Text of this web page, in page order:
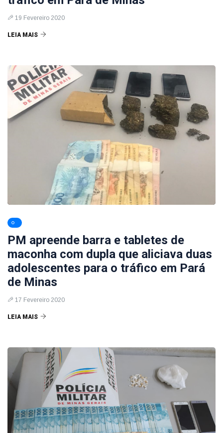
19 Fevereiro 2020
LEIA MAIS
PM apreende barra e tabletes de
maconha com dupla que aliciava duas
adolescentes para o tráfico em Pará
de Minas
17 Fevereiro 2020
LEIA MAIS